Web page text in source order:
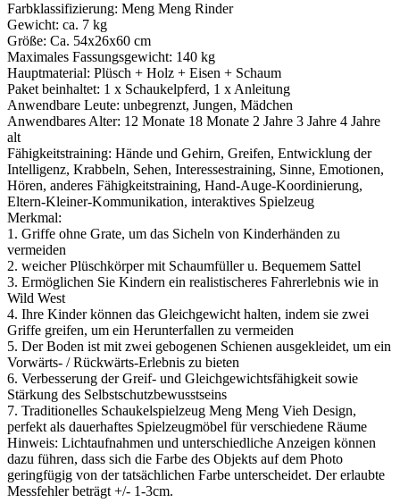
Farbklassifizierung: Meng Meng Rinder
Gewicht: ca. 7 kg
Größe: Ca. 54x26x60 cm
Maximales Fassungsgewicht: 140 kg
Hauptmaterial: Plüsch + Holz + Eisen + Schaum
Paket beinhaltet: 1 x Schaukelpferd, 1 x Anleitung
Anwendbare Leute: unbegrenzt, Jungen, Mädchen
Anwendbares Alter: 12 Monate 18 Monate 2 Jahre 3 Jahre 4 Jahre
alt
Fähigkeitstraining: Hände und Gehirn, Greifen, Entwicklung der
Intelligenz, Krabbeln, Sehen, Interessestraining, Sinne, Emotionen,
Hören, anderes Fähigkeitstraining, Hand-Auge-Koordinierung,
Eltern-Kleiner-Kommunikation, interaktives Spielzeug
Merkmal:
1. Griffe ohne Grate, um das Sicheln von Kinderhänden zu
vermeiden
2. weicher Plüschkörper mit Schaumfüller u. Bequemem Sattel
3. Ermöglichen Sie Kindern ein realistischeres Fahrerlebnis wie in
Wild West
4. Ihre Kinder können das Gleichgewicht halten, indem sie zwei
Griffe greifen, um ein Herunterfallen zu vermeiden
5. Der Boden ist mit zwei gebogenen Schienen ausgekleidet, um ein
Vorwärts- / Rückwärts-Erlebnis zu bieten
6. Verbesserung der Greif- und Gleichgewichtsfähigkeit sowie
Stärkung des Selbstschutzbewusstseins
7. Traditionelles Schaukelspielzeug Meng Meng Vieh Design,
perfekt als dauerhaftes Spielzeugmöbel für verschiedene Räume
Hinweis: Lichtaufnahmen und unterschiedliche Anzeigen können
dazu führen, dass sich die Farbe des Objekts auf dem Photo
geringfügig von der tatsächlichen Farbe unterscheidet. Der erlaubte
Messfehler beträgt +/- 1-3cm.